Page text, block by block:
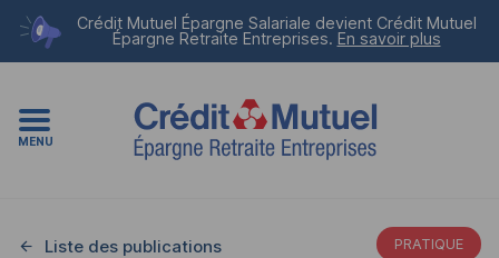
Crédit Mutuel Épargne Salariale devient Crédit Mutuel
Épargne Retraite Entreprises. En savoir plus
MENU
Liste des publications PRATIQUE